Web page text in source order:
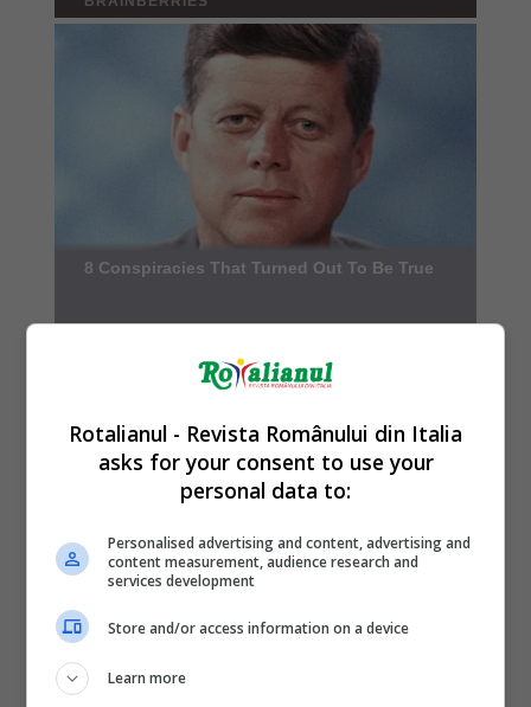
Rotalianul - Revista Românului din Italia
asks for your consent to use your
personal data to:
Personalised advertising and content, advertising and
content measurement, audience research and
services development
Store and/or access information on a device
Learn more